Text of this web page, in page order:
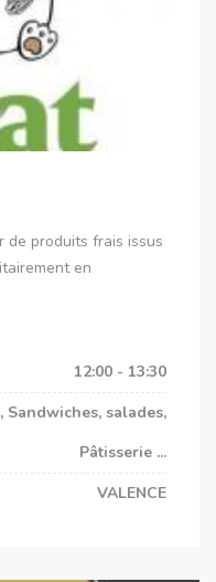
de produits frais issus
en
12:00 - 13:30
Sandwiches, salades,
Pâtisserie ...
VALENCE